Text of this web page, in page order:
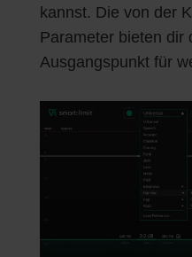
kannst. Die von der
Parameter bieten dir
Ausgangspunkt für